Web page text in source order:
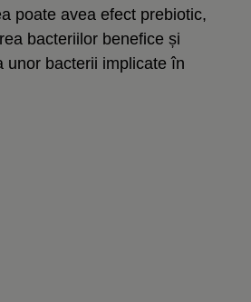
poate avea efect prebiotic,
bacteriilor benefice și
unor bacterii implicate în